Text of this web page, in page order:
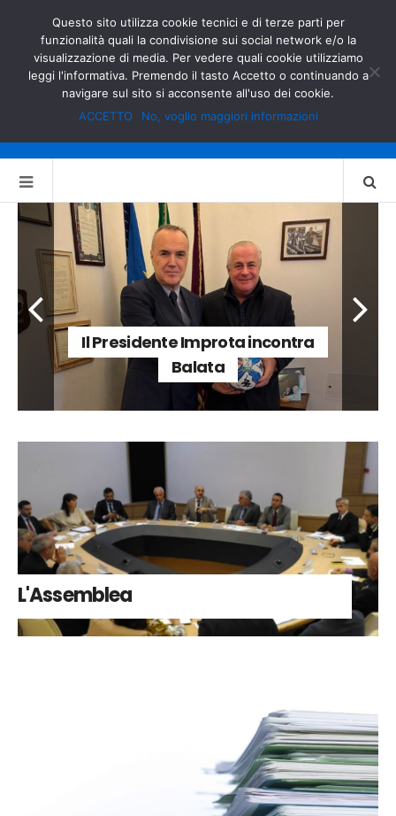
MINISTERO DELL’INTERNO
GOVERNO.IT
Il Presidente Improta incontra
Balata
L'Assemblea
Questo sito utilizza cookie tecnici e di terze parti per
funzionalità quali la condivisione sui social network e/o la
visualizzazione di media. Per vedere quali cookie utilizziamo
leggi l'informativa. Premendo il tasto Accetto o continuando a
navigare sul sito si acconsente all'uso dei cookie.
ACCETTO
No, voglio maggiori informazioni